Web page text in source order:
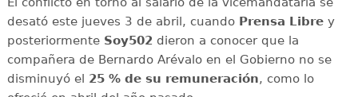
desató este jueves 3 de abril, cuandoPrensa Librey
posteriormenteSoy502dieron a conocer que la
compañera de Bernardo Arévalo en el Gobierno no se
disminuyó el 25 % de su remuneración, como lo